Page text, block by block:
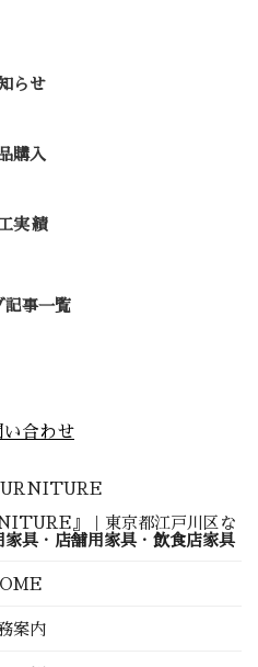
らせ
購入
実績
記事一覧
』｜東京都江戸川区な
家具・ 店舗用家具・ 飲食店家具
案内